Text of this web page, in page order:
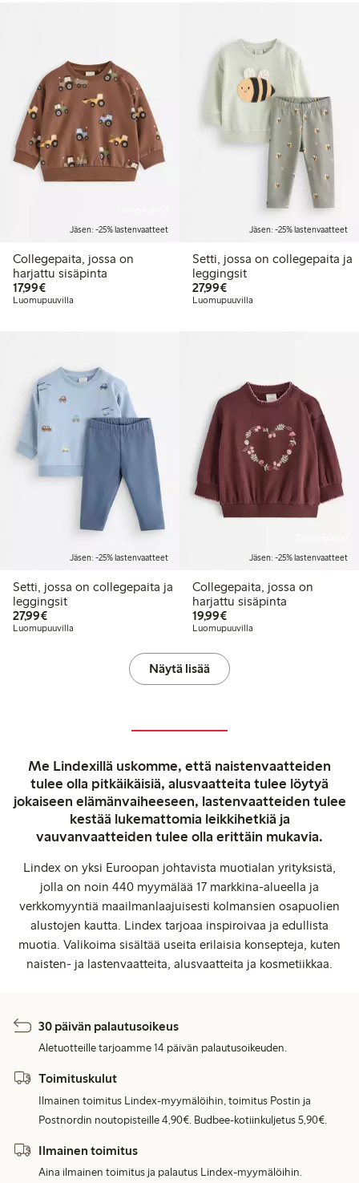
Jäsen: -25% lastenvaatteet
Collegepaita, jossa on
harjattu sisäpinta
17,99€17,99 €
Luomupuuvilla
Jäsen: -25% lastenvaatteet
Setti, jossa on collegepaita ja
leggingsit
27,99€27,99 €
Luomupuuvilla
Jäsen: -25% lastenvaatteet
Setti, jossa on collegepaita ja
leggingsit
27,99€27,99 €
Luomupuuvilla
Jäsen: -25% lastenvaatteet
Collegepaita, jossa on
harjattu sisäpinta
19,99€19,99 €
Luomupuuvilla
Näytä lisää
Me Lindexillä uskomme, että naistenvaatteiden
tulee olla pitkäikäisiä, alusvaatteita tulee löytyä
jokaiseen elämänvaiheeseen, lastenvaatteiden tulee
kestää lukemattomia leikkihetkiä ja
vauvanvaatteiden tulee olla erittäin mukavia.
Lindex on yksi Euroopan johtavista muotialan yrityksistä,
jolla on noin 440 myymälää 17 markkina-alueella ja
verkkomyyntiä maailmanlaajuisesti kolmansien osapuolien
alustojen kautta. Lindex tarjoaa inspiroivaa ja edullista
muotia. Valikoima sisältää useita erilaisia konsepteja, kuten
naisten- ja lastenvaatteita, alusvaatteita ja kosmetiikkaa.
30 päivän palautusoikeus
Aletuotteille tarjoamme 14 päivän palautusoikeuden.
Toimituskulut
Ilmainen toimitus Lindex-myymälöihin, toimitus Postin ja
Postnordin noutopisteille 4,90€. Budbee-kotiinkuljetus 5,90€.
Ilmainen toimitus
Aina ilmainen toimitus ja palautus Lindex-myymälöihin.